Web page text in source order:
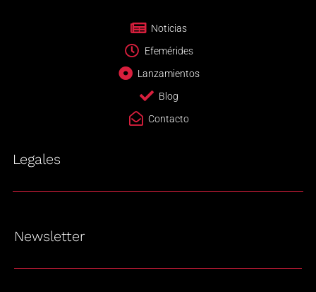
Noticias
Efemérides
Lanzamientos
Blog
Contacto
Legales
Newsletter